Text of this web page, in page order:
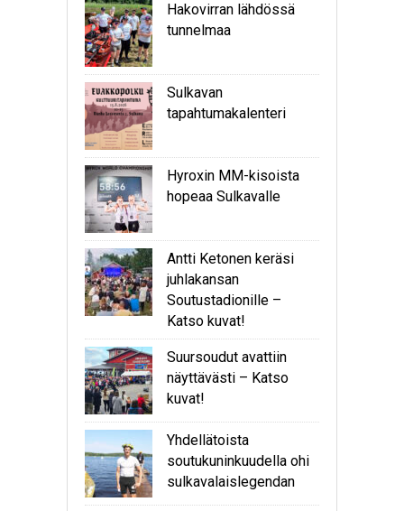
Hakovirran lähdössä
tunnelmaa
Sulkavan
tapahtumakalenteri
Hyroxin MM-kisoista
hopeaa Sulkavalle
Antti Ketonen keräsi
juhlakansan
Soutustadionille –
Katso kuvat!
Suursoudut avattiin
näyttävästi – Katso
kuvat!
Yhdellätoista
soutukuninkuudella ohi
sulkavalaislegendan